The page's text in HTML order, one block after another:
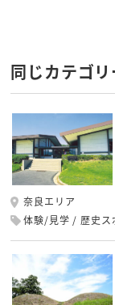
同じカテゴ
奈良エリア
体験/見学
歴史ス